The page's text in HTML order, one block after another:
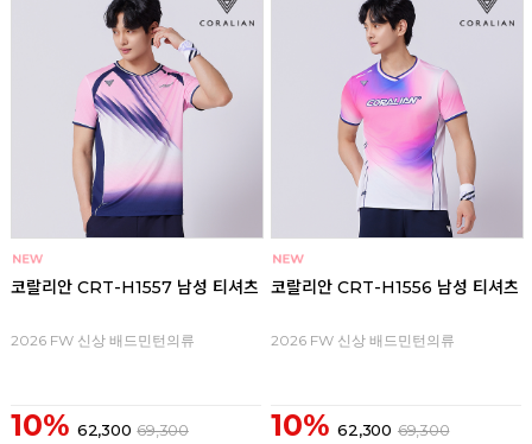
코랄리안 CRT-H1557 남성 티셔츠
2026 FW 신상 배드민턴의류
10% 62,300 69,300
코랄리안 CRT-H1556 남성 티셔츠
2026 FW 신상 배드민턴의류
10% 62,300 69,300